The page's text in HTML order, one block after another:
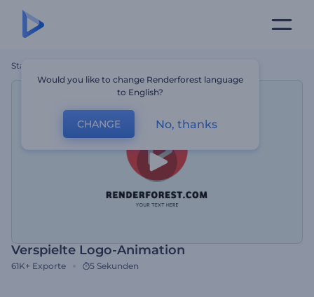
Startseite
Verspielte Logo-Animation
61K+ Exporte 5 Sekunden
Would you like to change Renderforest language
to English?
CHANGE No, thanks